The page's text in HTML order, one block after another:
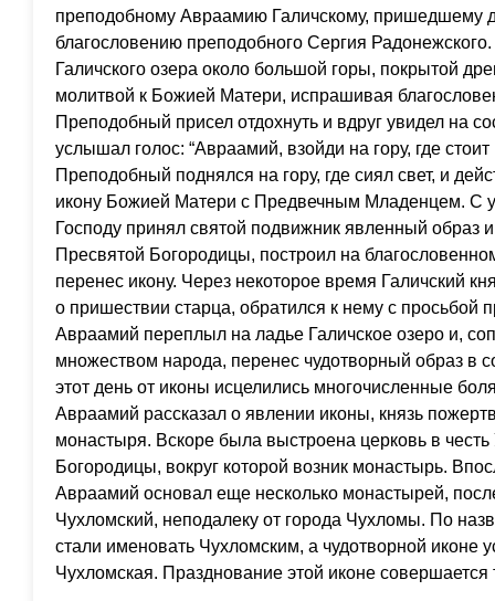
преподобному Авраамию Галичскому, пришедшему
благословению преподобного Сергия
Галичского озера около большой горы, покрытой
молитвой к Божией Матери, испрашивая
Преподобный присел отдохнуть и вдруг увидел на
услышал голос: “Авраамий, взойди на гору, где
Преподобный поднялся на гору, где сиял свет, и
икону Божией Матери с Предвечным Младенцем. С
Господу принял святой подвижник явленный образ
Пресвятой Богородицы, построил на
перенес икону. Через некоторое время Галичский
о пришествии старца, обратился к нему с просьбой
Авраамий переплыл на ладье Галичское озеро и,
множеством народа, перенес чудотворный образ в
этот день от иконы исцелились многочисленные
Авраамий рассказал о явлении иконы, князь
монастыря. Вскоре была выстроена церковь в
Богородицы, вокруг которой возник монастырь.
Авраамий основал еще несколько монастырей,
Чухломский, неподалеку от города Чухломы. По
стали именовать Чухломским, а чудотворной иконе
Чухломская. Празднование этой иконе совершается